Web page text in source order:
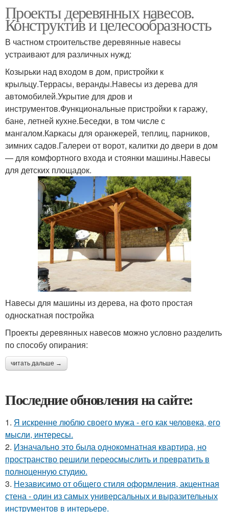
Проекты деревянных навесов.
Конструктив и целесообразность
В частном строительстве деревянные навесы
устраивают для различных нужд:
Козырьки над входом в дом, пристройки к
крыльцу.Террасы, веранды.Навесы из дерева для
автомобилей.Укрытие для дров и
инструментов.Функциональные пристройки к гаражу,
бане, летней кухне.Беседки, в том числе с
мангалом.Каркасы для оранжерей, теплиц, парников,
зимних садов.Галереи от ворот, калитки до двери в дом
— для комфортного входа и стоянки машины.Навесы
для детских площадок.
Навесы для машины из дерева, на фото простая
односкатная постройка
Проекты деревянных навесов можно условно разделить
по способу опирания:
читать дальше →
Последние обновления на сайте:
1. Я искренне люблю своего мужа - его как человека, его
мысли, интересы.
2. Изначально это была однокомнатная квартира, но
пространство решили переосмыслить и превратить в
полноценную студию.
3. Независимо от общего стиля оформления, акцентная
стена - один из самых универсальных и выразительных
инструментов в интерьере.